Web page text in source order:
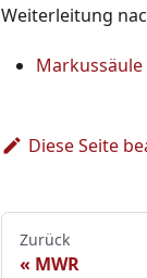
Weiterleitung
Markussäule
Diese Seite
Zurück
MWR